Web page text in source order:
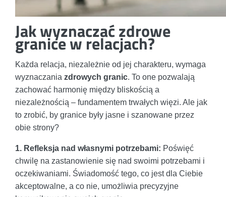
Jak wyznaczać zdrowe
granice w relacjach?
Każda relacja, niezależnie od jej charakteru, wymaga
wyznaczania zdrowych granic. To one pozwalają
zachować harmonię między bliskością a
niezależnością – fundamentem trwałych więzi. Ale jak
to zrobić, by granice były jasne i szanowane przez
obie strony?
1. Refleksja nad własnymi potrzebami: Poświęć
chwilę na zastanowienie się nad swoimi potrzebami i
oczekiwaniami. Świadomość tego, co jest dla Ciebie
akceptowalne, a co nie, umożliwia precyzyjne